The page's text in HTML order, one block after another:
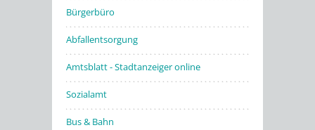
Bürgerbüro
Abfallentsorgung
Amtsblatt - Stadtanzeiger online
Sozialamt
Bus & Bahn